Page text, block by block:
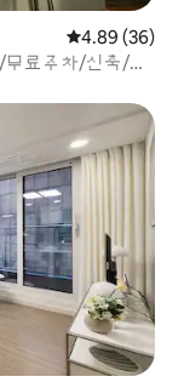
5 ರಲ್ಲಿ 4.89
4.89 (36)
료주차/신축/코